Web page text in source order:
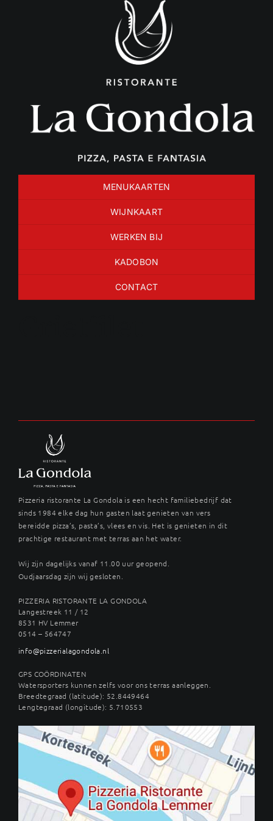
MENUKAARTEN
WIJNKAART
WERKEN BIJ
KADOBON
CONTACT
Pizzeria ristorante La Gondola is een hecht familiebedrijf dat
sinds 1984 elke dag hun gasten laat genieten van vers
bereidde pizza’s, pasta’s, vlees en vis. Het is genieten in dit
prachtige restaurant met terras aan het water.
Wij zijn dagelijks vanaf 11.00 uur geopend.
Oudjaarsdag zijn wij gesloten.
PIZZERIA RISTORANTE LA GONDOLA
Langestreek 11 / 12
8531 HV Lemmer
0514 – 564747
info@pizzerialagondola.nl
GPS COÖRDINATEN
Watersporters kunnen zelfs voor ons terras aanleggen.
Breedtegraad (latitude): 52.8449464
Lengtegraad (longitude): 5.710553